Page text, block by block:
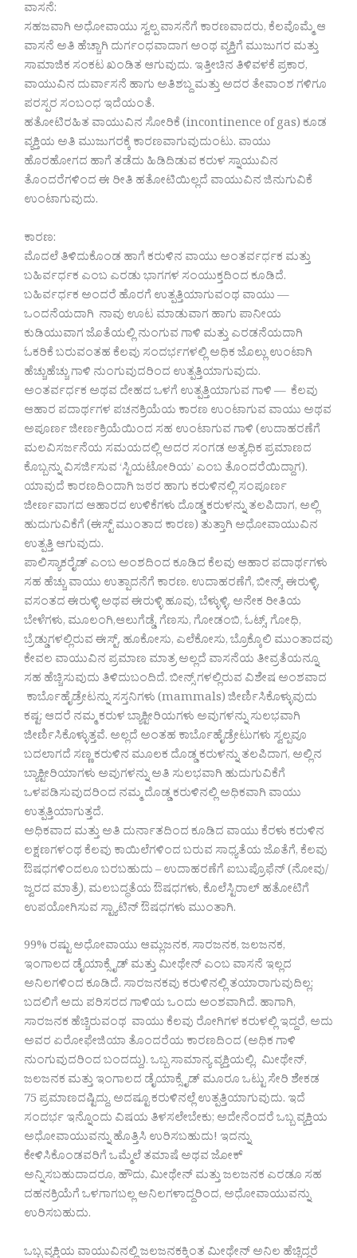
ವಾಸನೆ:
ಸಹಜವಾಗಿ ಅಧೋವಾಯು ಸ್ವಲ್ಪ ವಾಸನೆಗೆ ಕಾರಣವಾದರು, ಕೆಲವೊಮ್ಮೆ ಆ
ವಾಸನೆ ಅತಿ ಹೆಚ್ಚಾಗಿ ದುರ್ಗಂಧವಾದಾಗ ಅಂಥ ವ್ಯಕ್ತಿಗೆ ಮುಜುಗರ ಮತ್ತು
ಸಾಮಾಜಿಕ ಸಂಕಟ ಖಂಡಿತ ಆಗುವುದು. ಇತ್ತೀಚಿನ ತಿಳಿವಳಕೆ ಪ್ರಕಾರ,
ವಾಯುವಿನ ದುರ್ವಾಸನೆ ಹಾಗು ಅತಿಶಬ್ದ ಮತ್ತು ಅದರ ತೇವಾಂಶ ಗಳಿಗೂ
ಪರಸ್ಪರ ಸಂಬಂಧ ಇದೆಯಂತೆ.
ಹತೋಟಿರಹಿತ ವಾಯುವಿನ ಸೋರಿಕೆ (incontinence of gas) ಕೂಡ
ವ್ಯಕ್ತಿಯ ಅತಿ ಮುಜುಗರಕ್ಕೆ ಕಾರಣವಾಗುವುದುಂಟು. ವಾಯು
ಹೊರಹೋಗದ ಹಾಗೆ ತಡೆದು ಹಿಡಿದಿಡುವ ಕರುಳ ಸ್ನಾಯುವಿನ
ತೊಂದರೆಗಳಿಂದ ಈ ರೀತಿ ಹತೋಟಿಯಿಲ್ಲದೆ ವಾಯುವಿನ ಜಿನುಗುವಿಕೆ
ಉಂಟಾಗುವುದು.
ಕಾರಣ:
ಮೊದಲೆ ತಿಳಿದುಕೊಂಡ ಹಾಗೆ ಕರುಳಿನ ವಾಯು ಅಂತರ್ವರ್ಧಕ ಮತ್ತು
ಬಹಿರ್ವರ್ಧಕ ಎಂಬ ಎರಡು ಭಾಗಗಳ ಸಂಯುಕ್ತದಿಂದ ಕೂಡಿದೆ.
ಬಹಿರ್ವರ್ಧಕ ಅಂದರೆ ಹೊರಗೆ ಉತ್ಪತ್ತಿಯಾಗುವಂಥ ವಾಯು —
ಒಂದನೆಯದಾಗಿ ನಾವು ಊಟ ಮಾಡುವಾಗ ಹಾಗು ಪಾನೀಯ
ಕುಡಿಯುವಾಗ ಜೊತೆಯಲ್ಲಿ ನುಂಗುವ ಗಾಳಿ ಮತ್ತು ಎರಡನೆಯದಾಗಿ
ಓಕರಿಕೆ ಬರುವಂತಹ ಕೆಲವು ಸಂದರ್ಭಗಳಲ್ಲಿ ಅಧಿಕ ಜೊಲ್ಲು ಉಂಟಾಗಿ
ಹೆಚ್ಚುಹೆಚ್ಚು ಗಾಳಿ ನುಂಗುವುದರಿಂದ ಉತ್ಪತ್ತಿಯಾಗುವುದು.
ಅಂತರ್ವರ್ಧಕ ಅಥವ ದೇಹದ ಒಳಗೆ ಉತ್ಪತ್ತಿಯಾಗುವ ಗಾಳಿ — ಕೆಲವು
ಆಹಾರ ಪದಾರ್ಥಗಳ ಪಚನಕ್ರಿಯೆಯ ಕಾರಣ ಉಂಟಾಗುವ ವಾಯು ಅಥವ
ಅಪೂರ್ಣ ಜೀರ್ಣಕ್ರಿಯೆಯಿಂದ ಸಹ ಉಂಟಾಗುವ ಗಾಳಿ (ಉದಾಹರಣೆಗೆ
ಮಲವಿಸರ್ಜನೆಯ ಸಮಯದಲ್ಲಿ ಅದರ ಸಂಗಡ ಅತ್ಯಧಿಕ ಪ್ರಮಾಣದ
ಕೊಬ್ಬನ್ನು ವಿಸರ್ಜಿಸುವ ‘ಸ್ಟಿಯಟೋರಿಯ’ ಎಂಬ ತೊಂದರೆಯಿದ್ದಾಗ).
ಯಾವುದೆ ಕಾರಣದಿಂದಾಗಿ ಜಠರ ಹಾಗು ಕರುಳಿನಲ್ಲಿ ಸಂಪೂರ್ಣ
ಜೀರ್ಣವಾಗದ ಆಹಾರದ ಉಳಿಕೆಗಳು ದೊಡ್ಡ ಕರುಳನ್ನು ತಲಪಿದಾಗ, ಅಲ್ಲಿ
ಹುದುಗುವಿಕೆಗೆ (ಈಸ್ಟ್ ಮುಂತಾದ ಕಾರಣ) ತುತ್ತಾಗಿ ಅಧೋವಾಯುವಿನ
ಉತ್ಪತ್ತಿ ಆಗುವುದು.
ಪಾಲಿಸ್ಯಾಕರೈಡ್ ಎಂಬ ಅಂಶದಿಂದ ಕೂಡಿದ ಕೆಲವು ಆಹಾರ ಪದಾರ್ಥಗಳು
ಸಹ ಹೆಚ್ಚು ವಾಯು ಉತ್ಪಾದನೆಗೆ ಕಾರಣ. ಉದಾಹರಣೆಗೆ, ಬೀನ್ಸ್, ಈರುಳ್ಳಿ,
ವಸಂತದ ಈರುಳ್ಳಿ ಅಥವ ಈರುಳ್ಳಿ ಹೂವು, ಬೆಳ್ಳುಳ್ಳಿ, ಅನೇಕ ರೀತಿಯ
ಬೇಳೆಗಳು, ಮೂಲಂಗಿ,ಆಲುಗೆಡ್ಡೆ, ಗೆಣಸು, ಗೋಡಂಬಿ, ಓಟ್ಸ್, ಗೋಧಿ,
ಬ್ರೆಡ್ಡುಗಳಲ್ಲಿರುವ ಈಸ್ಟ್, ಹೂಕೋಸು, ಎಲೆಕೋಸು, ಬ್ರೊಕ್ಕೊಲಿ ಮುಂತಾದವು
ಕೇವಲ ವಾಯುವಿನ ಪ್ರಮಾಣ ಮಾತ್ರ ಅಲ್ಲದೆ ವಾಸನೆಯ ತೀವ್ರತೆಯನ್ನೂ
ಸಹ ಹೆಚ್ಚಿಸುವುದು ತಿಳಿದುಬಂದಿದೆ. ಬೀನ್ಸ್ ಗಳಲ್ಲಿರುವ ವಿಶೇಷ ಅಂಶವಾದ
ಕಾರ್ಬೊಹೈಡ್ರೇಟನ್ನು ಸಸ್ತನಿಗಳು (mammals) ಜೀರ್ಣಿಸಿಕೊಳ್ಳುವುದು
ಕಷ್ಟ; ಆದರೆ ನಮ್ಮ ಕರುಳ ಬ್ಯಾಕ್ಟೀರಿಯಗಳು ಅವುಗಳನ್ನು ಸುಲಭವಾಗಿ
ಜೀರ್ಣಿಸಿಕೊಳ್ಳುತ್ತವೆ. ಅಲ್ಲದೆ ಅಂತಹ ಕಾರ್ಬೊಹೈಡ್ರೇಟುಗಳು ಸ್ವಲ್ಪವೂ
ಬದಲಾಗದೆ ಸಣ್ಣ ಕರುಳಿನ ಮೂಲಕ ದೊಡ್ಡ ಕರುಳನ್ನು ತಲಪಿದಾಗ, ಅಲ್ಲಿನ
ಬ್ಯಾಕ್ಟೀರಿಯಾಗಳು ಅವುಗಳನ್ನು ಅತಿ ಸುಲಭವಾಗಿ ಹುದುಗುವಿಕೆಗೆ
ಒಳಪಡಿಸುವುದರಿಂದ ನಮ್ಮ ದೊಡ್ಡ ಕರುಳಿನಲ್ಲಿ ಅಧಿಕವಾಗಿ ವಾಯು
ಉತ್ಪತ್ತಿಯಾಗುತ್ತದೆ.
ಅಧಿಕವಾದ ಮತ್ತು ಅತಿ ದುರ್ನಾತದಿಂದ ಕೂಡಿದ ವಾಯು ಕೆರಳು ಕರುಳಿನ
ಲಕ್ಷಣಗಳಂಥ ಕೆಲವು ಕಾಯಿಲೆಗಳಿಂದ ಬರುವ ಸಾಧ್ಯತೆಯ ಜೊತೆಗೆ, ಕೆಲವು
ಔಷಧಗಳಿಂದಲೂ ಬರಬಹುದು – ಉದಾಹರಣೆಗೆ ಐಬುಪ್ರೊಫೆನ್ (ನೋವು/
ಜ್ವರದ ಮಾತ್ರೆ), ಮಲಬದ್ಧತೆಯ ಔಷಧಗಳು, ಕೊಲೆಸ್ಟಿರಾಲ್ ಹತೋಟಿಗೆ
ಉಪಯೋಗಿಸುವ ಸ್ಟ್ಯಾಟಿನ್ ಔಷಧಗಳು ಮುಂತಾಗಿ.
99% ರಷ್ಟು ಅಧೋವಾಯು ಆಮ್ಲಜನಕ, ಸಾರಜನಕ, ಜಲಜನಕ,
ಇಂಗಾಲದ ಡೈಯಾಕ್ಸೈಡ್ ಮತ್ತು ಮೀಥೇನ್ ಎಂಬ ವಾಸನೆ ಇಲ್ಲದ
ಅನಿಲಗಳಿಂದ ಕೂಡಿದೆ. ಸಾರಜನಕವು ಕರುಳಿನಲ್ಲಿ ತಯಾರಾಗುವುದಿಲ್ಲ;
ಬದಲಿಗೆ ಅದು ಪರಿಸರದ ಗಾಳಿಯ ಒಂದು ಅಂಶವಾಗಿದೆ. ಹಾಗಾಗಿ,
ಸಾರಜನಕ ಹೆಚ್ಚಿರುವಂಥ ವಾಯು ಕೆಲವು ರೋಗಿಗಳ ಕರುಳಲ್ಲಿ ಇದ್ದರೆ, ಅದು
ಅವರ ಏರೋಫೇಜಿಯಾ ತೊಂದರೆಯ ಕಾರಣದಿಂದ (ಅಧಿಕ ಗಾಳಿ
ನುಂಗುವುದರಿಂದ ಬಂದದ್ದು). ಒಬ್ಬ ಸಾಮಾನ್ಯ ವ್ಯಕ್ತಿಯಲ್ಲಿ, ಮೀಥೇನ್,
ಜಲಜನಕ ಮತ್ತು ಇಂಗಾಲದ ಡೈಯಾಕ್ಸೈಡ್ ಮೂರೂ ಒಟ್ಟು ಸೇರಿ ಶೇಕಡ
75 ಪ್ರಮಾಣದಷ್ಟಿದ್ದು, ಅದಷ್ಟೂ ಕರುಳಿನಲ್ಲೆ ಉತ್ಪತ್ತಿಯಾಗುವುದು. ಇದೆ
ಸಂದರ್ಭ ಇನ್ನೊಂದು ವಿಷಯ ತಿಳಸಲೇಬೇಕು; ಅದೇನೆಂದರೆ ಒಬ್ಬ ವ್ಯಕ್ತಿಯ
ಅಧೋವಾಯುವನ್ನು ಹೊತ್ತಿಸಿ ಉರಿಸಬಹುದು! ಇದನ್ನು
ಕೇಳಿಸಿಕೊಂಡವರಿಗೆ ಒಮ್ಮೆಲೆ ತಮಾಷೆ ಅಥವ ಜೋಕ್
ಅನ್ನಿಸಬಹುದಾದರೂ, ಹೌದು, ಮೀಥೇನ್ ಮತ್ತು ಜಲಜನಕ ಎರಡೂ ಸಹ
ದಹನಕ್ರಿಯೆಗೆ ಒಳಗಾಗಬಲ್ಲ ಅನಿಲಗಳಾದ್ದರಿಂದ, ಅಧೋವಾಯುವನ್ನು
ಉರಿಸಬಹುದು.
ಒಬ್ಬ ವ್ಯಕ್ತಿಯ ವಾಯುವಿನಲ್ಲಿ ಜಲಜನಕಕ್ಕಿಂತ ಮೀಥೇನ್ ಅನಿಲ ಹೆಚ್ಚಿದ್ದರೆ